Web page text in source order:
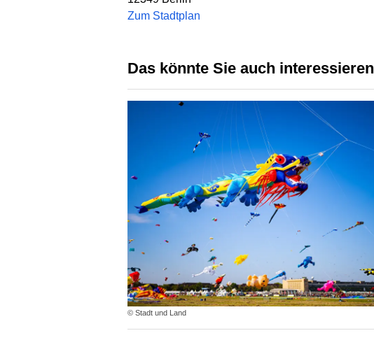
Zum Stadtplan
Das könnte Sie auch interessieren
© Stadt und Land